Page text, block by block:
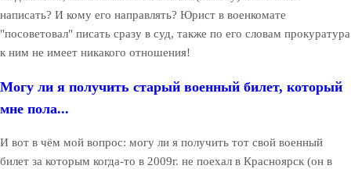
написать? И кому его направлять? Юрист в военкомате
"посоветовал" писать сразу в суд, также по его словам прокуратура
к ним не имеет никакого отношения!
Могу ли я получить старый военный билет, который
мне пола...
И вот в чём мой вопрос: могу ли я получить тот свой военный
билет за которым когда-то в 2009г. не поехал в Красноярск (он в